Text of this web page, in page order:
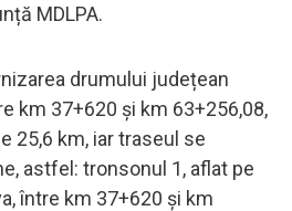
MDLPA.
drumului județean
km 37+620 și km 63+256,08,
25,6 km, iar traseul se
astfel: tronsonul 1, aflat pe
între km 37+620 și km